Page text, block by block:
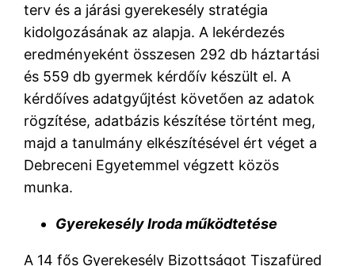
terv és a járási gyerekesély stratégia
kidolgozásának az alapja. A lekérdezés
eredményeként összesen 292 db háztartási
és 559 db gyermek kérdőív készült el. A
kérdőíves adatgyűjtést követően az adatok
rögzítése, adatbázis készítése történt meg,
majd a tanulmány elkészítésével ért véget a
Debreceni Egyetemmel végzett közös
munka.
Gyerekesély Iroda működtetése
A 14 fős Gyerekesély Bizottságot Tiszafüred